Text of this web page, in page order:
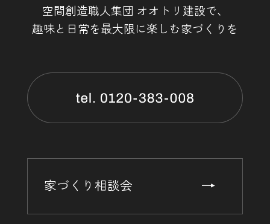
空間創造職人集団 オオトリ建設で、
趣味と日常を最大限に楽しむ家づくりを
家づくり相談会